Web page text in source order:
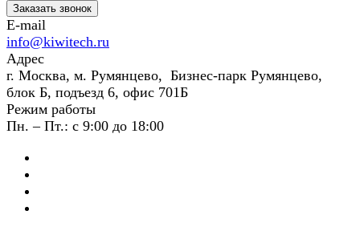
Заказать звонок
E-mail
info@kiwitech.ru
Адрес
г. Москва, м. Румянцево, Бизнес-парк Румянцево,
блок Б, подъезд 6, офис 701Б
Режим работы
Пн. – Пт.: с 9:00 до 18:00